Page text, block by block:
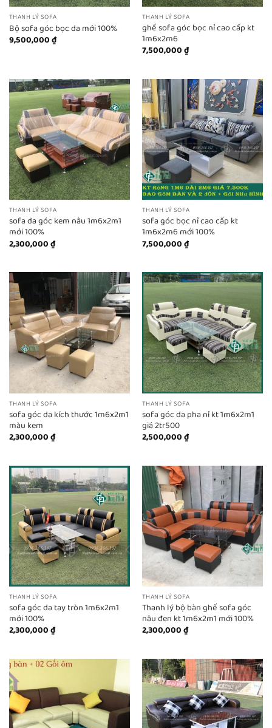
THANH LÝ SOFA
Bộ sofa góc bọc da mới 100%
9,500,000₫
THANH LÝ SOFA
ghế sofa góc bọc nỉ cao cấp kt
1m6x2m6
7,500,000₫
THANH LÝ SOFA
sofa da góc kem nâu 1m6x2m1
mới 100%
2,300,000₫
THANH LÝ SOFA
sofa góc bọc nỉ cao cấp kt
1m6x2m6 mới 100%
7,500,000₫
THANH LÝ SOFA
sofa góc da kích thước 1m6x2m1
màu kem
2,300,000₫
THANH LÝ SOFA
sofa góc da pha nỉ kt 1m6x2m1
giá 2tr500
2,500,000₫
THANH LÝ SOFA
sofa góc da tay tròn 1m6x2m1
mới 100%
2,300,000₫
THANH LÝ SOFA
Thanh lý bộ bàn ghế sofa góc
nâu đen kt 1m6x2m1 mới 100%
2,300,000₫